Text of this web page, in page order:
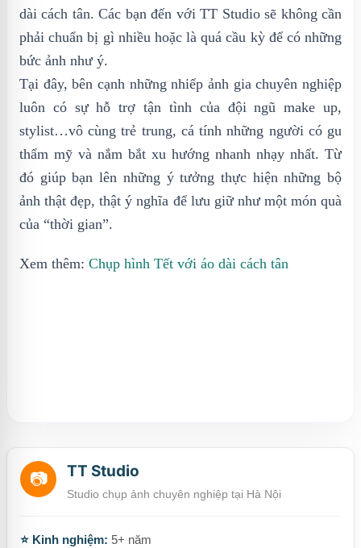
dài cách tân. Các bạn đến với TT Studio sẽ không cần
phải chuẩn bị gì nhiều hoặc là quá cầu kỳ để có những
bức ảnh như ý.
Tại đây, bên cạnh những nhiếp ảnh gia chuyên nghiệp
luôn có sự hỗ trợ tận tình của đội ngũ make up,
stylist…vô cùng trẻ trung, cá tính những người có gu
thẩm mỹ và nắm bắt xu hướng nhanh nhạy nhất. Từ
đó giúp bạn lên những ý tưởng thực hiện những bộ
ảnh thật đẹp, thật ý nghĩa để lưu giữ như một món quà
của “thời gian”.
Xem thêm: Chụp hình Tết với áo dài cách tân
📷 TT Studio
Studio chụp ảnh chuyên nghiệp tại Hà Nội
⭐ Kinh nghiệm: 5+ năm